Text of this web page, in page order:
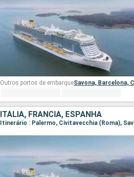
Outros portos de embarqueSavona, Barcelona,
ITÁLIA, FRANCIA, ESPANHA
Itinerário : Palermo, Civitavecchia (Roma),